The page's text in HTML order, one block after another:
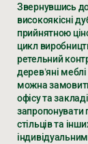
Звернувшись
високоякісні
прийнятною
цикл
ретельний
дерев’яні меблі
можна
офісу та
запропонувати
стільців та